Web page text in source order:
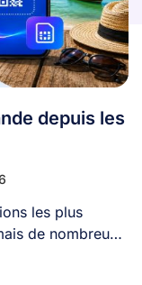
depuis les
les plus
de nombreux